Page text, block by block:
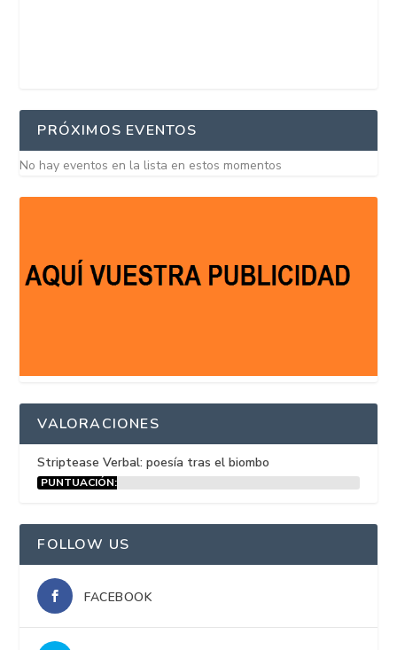
PRÓXIMOS EVENTOS
No hay eventos en la lista en estos momentos
VALORACIONES
Striptease Verbal: poesía tras el biombo
PUNTUACIÓN:
FOLLOW US
FACEBOOK